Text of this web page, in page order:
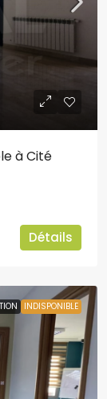
à Cité
Détails
INDISPONIBLE